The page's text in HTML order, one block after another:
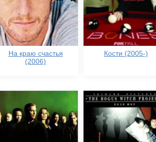
На краю счастья
(2006)
Кости (2005-)